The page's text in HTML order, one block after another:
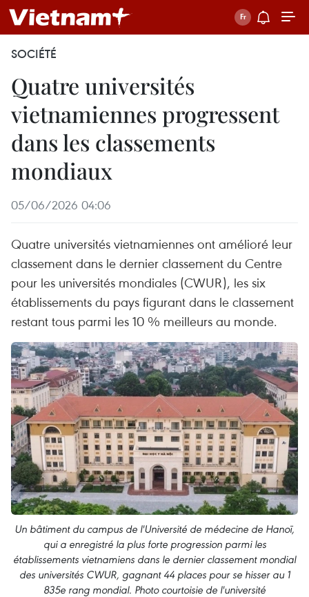
SOCIÉTÉ
Quatre universités
vietnamiennes progressent
dans les classements
mondiaux
05/06/2026 04:06
Quatre universités vietnamiennes ont amélioré leur
classement dans le dernier classement du Centre
pour les universités mondiales (CWUR), les six
établissements du pays figurant dans le classement
restant tous parmi les 10 % meilleurs au monde.
Un bâtiment du campus de l'Université de médecine de Hanoï,
qui a enregistré la plus forte progression parmi les
établissements vietnamiens dans le dernier classement mondial
des universités CWUR, gagnant 44 places pour se hisser au 1
835e rang mondial. Photo courtoisie de l'université